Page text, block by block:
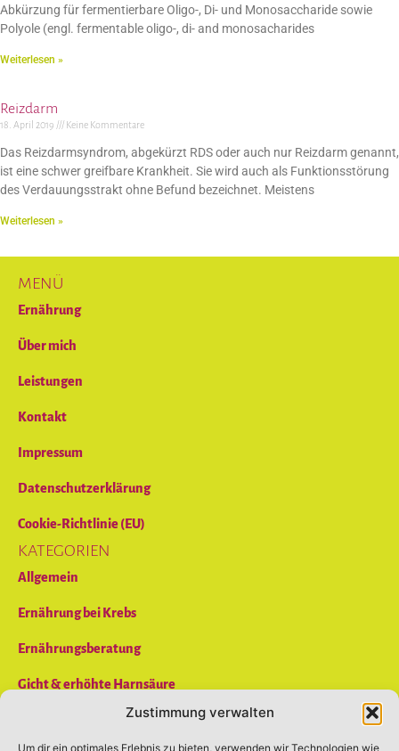
Zustimmung verwalten
Um dir ein optimales Erlebnis zu bieten, verwenden wir Technologien wie
Abkürzung für fermentierbare Oligo-, Di- und Monosaccharide sowie
Polyole (engl. fermentable oligo-, di- and monosacharides
Weiterlesen »
Reizdarm
18. April 2019 Keine Kommentare
Das Reizdarmsyndrom, abgekürzt RDS oder auch nur Reizdarm genannt,
ist eine schwer greifbare Krankheit. Sie wird auch als Funktionsstörung
des Verdauungsstrakt ohne Befund bezeichnet. Meistens
Weiterlesen »
MENÜ
Ernährung
Über mich
Leistungen
Kontakt
Impressum
Datenschutzerklärung
Cookie-Richtlinie (EU)
KATEGORIEN
Allgemein
Ernährung bei Krebs
Ernährungsberatung
Gicht & erhöhte Harnsäure